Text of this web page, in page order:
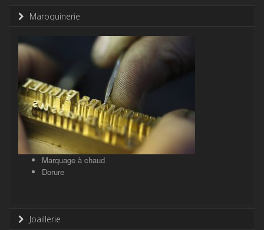
Maroquinerie
Marquage à chaud
Dorure
Joaillerie